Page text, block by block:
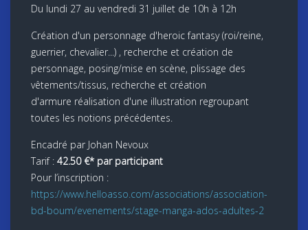
Du lundi 27 au vendredi 31 juillet de 10h à 12h
Création d'un personnage d'heroic fantasy (roi/reine,
guerrier, chevalier...) , recherche et création de
personnage, posing/mise en scène, plissage des
vêtements/tissus, recherche et création
d'armure réalisation d'une illustration regroupant
toutes les notions précédentes.
Encadré par Johan Nevoux
Tarif : 42.50 €* par participant
Pour l’inscription :
https://www.helloasso.com/associations/association-
bd-boum/evenements/stage-manga-ados-adultes-2